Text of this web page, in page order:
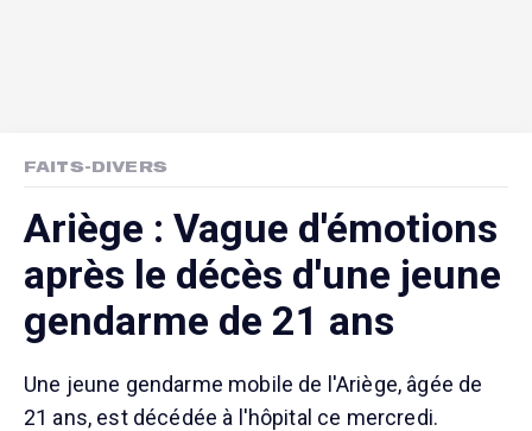
FAITS-DIVERS
Ariège : Vague d'émotions
après le décès d'une jeune
gendarme de 21 ans
Une jeune gendarme mobile de l'Ariège, âgée de
21 ans, est décédée à l'hôpital ce mercredi.